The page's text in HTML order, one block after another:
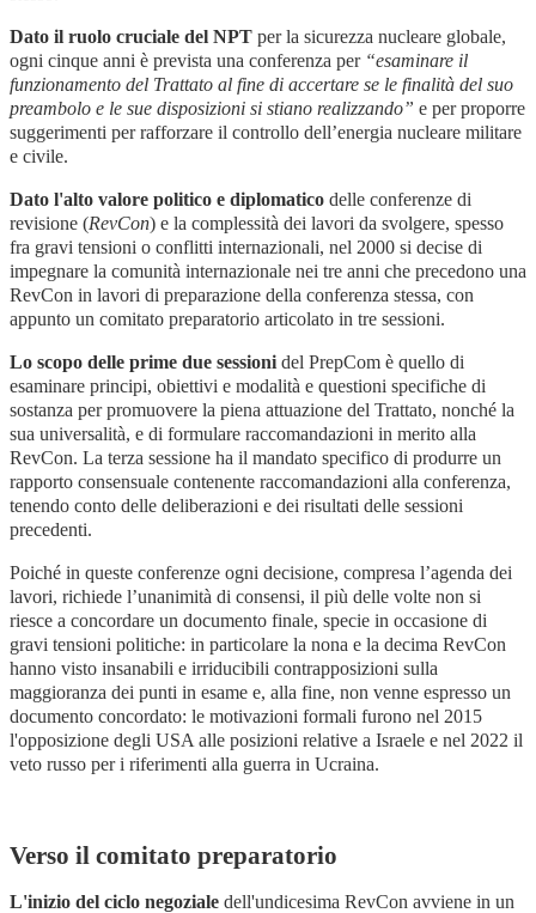
Dato il ruolo cruciale del NPT per la sicurezza nucleare globale,
ogni cinque anni è prevista una conferenza per “esaminare il
funzionamento del Trattato al fine di accertare se le finalità del suo
preambolo e le sue disposizioni si stiano realizzando” e per proporre
suggerimenti per rafforzare il controllo dell’energia nucleare militare
e civile.
Dato l'alto valore politico e diplomatico delle conferenze di
revisione (RevCon) e la complessità dei lavori da svolgere, spesso
fra gravi tensioni o conflitti internazionali, nel 2000 si decise di
impegnare la comunità internazionale nei tre anni che precedono una
RevCon in lavori di preparazione della conferenza stessa, con
appunto un comitato preparatorio articolato in tre sessioni.
Lo scopo delle prime due sessioni del PrepCom è quello di
esaminare principi, obiettivi e modalità e questioni specifiche di
sostanza per promuovere la piena attuazione del Trattato, nonché la
sua universalità, e di formulare raccomandazioni in merito alla
RevCon. La terza sessione ha il mandato specifico di produrre un
rapporto consensuale contenente raccomandazioni alla conferenza,
tenendo conto delle deliberazioni e dei risultati delle sessioni
precedenti.
Poiché in queste conferenze ogni decisione, compresa l’agenda dei
lavori, richiede l’unanimità di consensi, il più delle volte non si
riesce a concordare un documento finale, specie in occasione di
gravi tensioni politiche: in particolare la nona e la decima RevCon
hanno visto insanabili e irriducibili contrapposizioni sulla
maggioranza dei punti in esame e, alla fine, non venne espresso un
documento concordato: le motivazioni formali furono nel 2015
l'opposizione degli USA alle posizioni relative a Israele e nel 2022 il
veto russo per i riferimenti alla guerra in Ucraina.
Verso il comitato preparatorio
L'inizio del ciclo negoziale dell'undicesima RevCon avviene in un